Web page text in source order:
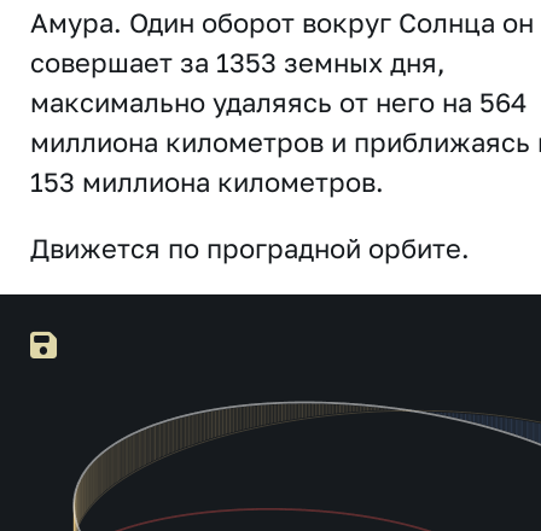
Амура. Один оборот вокруг Солнца он
совершает за 1353 земных дня,
максимально удаляясь от него на 564
миллиона километров и приближаясь
153 миллиона километров.
Движется по проградной орбите.